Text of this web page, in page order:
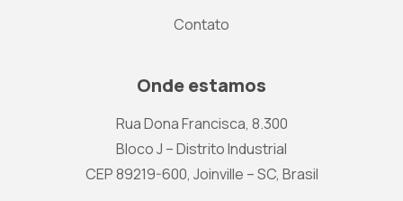
Contato
Onde estamos
Rua Dona Francisca, 8.300
Bloco J – Distrito Industrial
CEP 89219-600, Joinville – SC, Brasil